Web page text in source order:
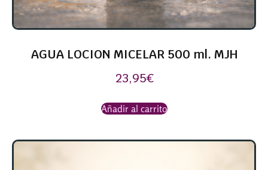
AGUA LOCION MICELAR 500 ml. MJH
23,95€
Añadir al carrito